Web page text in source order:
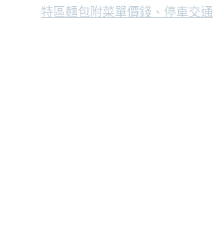
特區麵包附菜單價錢、停車交通